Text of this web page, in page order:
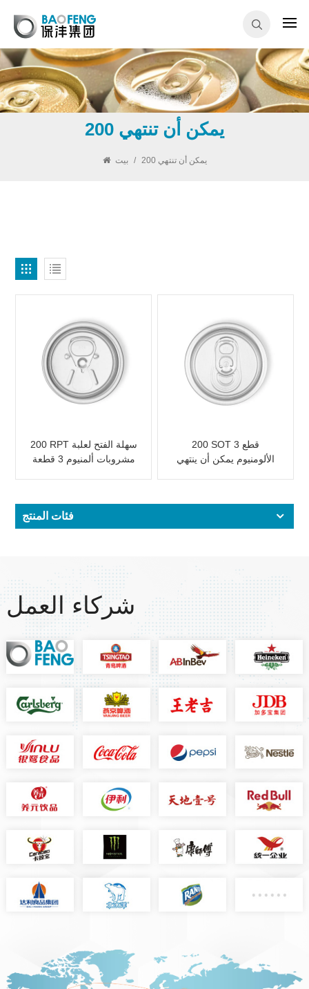
200 يمكن أن تنتهي
بيت / 200 يمكن أن تنتهي
200 RPT سهلة الفتح لعلبة
مشروبات ألمنيوم 3 قطعة
200 SOT 3 قطع
الألومنيوم يمكن أن ينتهي
فئات المنتج
شركاء العمل